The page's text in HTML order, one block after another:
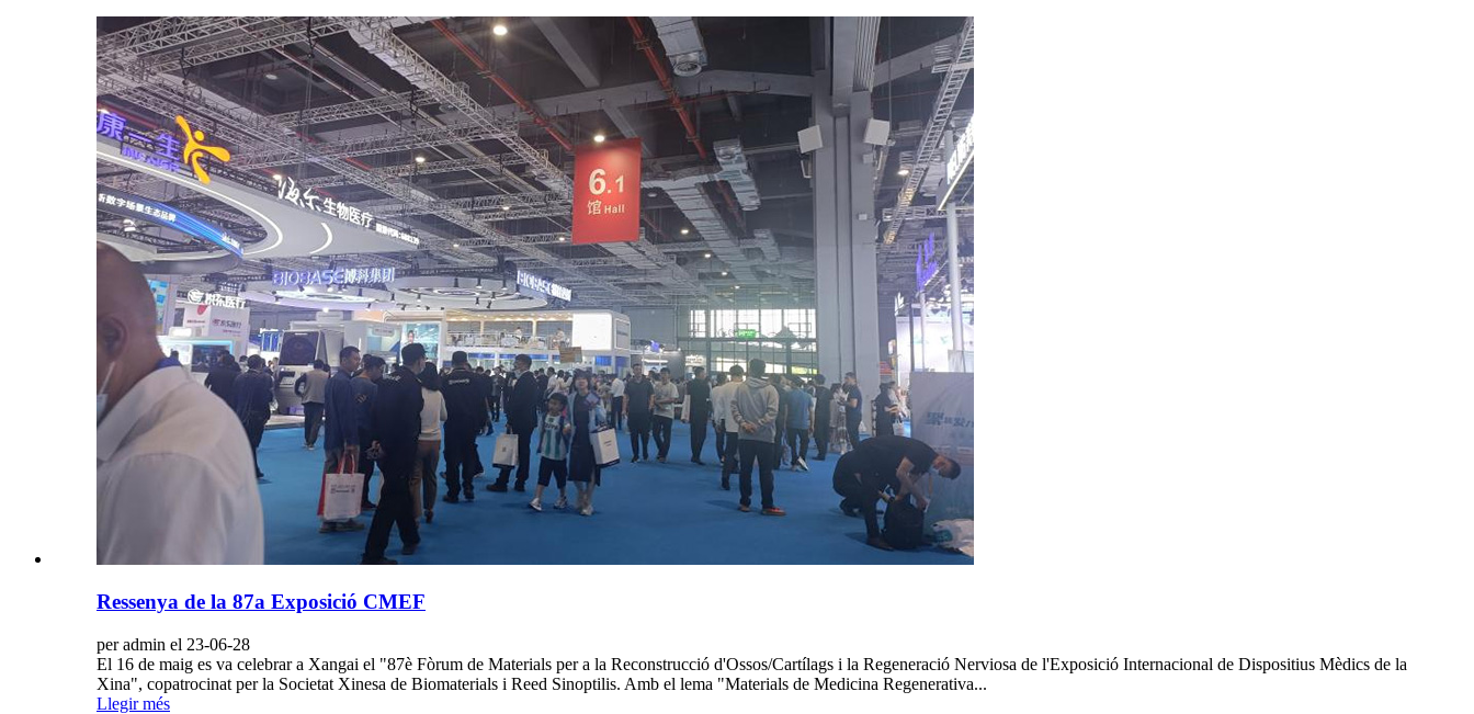
Ressenya de la 87a Exposició CMEF
per admin el 23-06-28
El 16 de maig es va celebrar a Xangai el "87è Fòrum de Materials per a la Reconstrucció d'Ossos/Cartílags i la Regeneració Nerviosa de l'Exposició Internacional de Dispositius Mèdics de la
Xina", copatrocinat per la Societat Xinesa de Biomaterials i Reed Sinoptilis. Amb el lema "Materials de Medicina Regenerativa...
Llegir més